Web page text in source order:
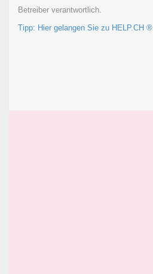
Betreiber verantwortlich.
Tipp: Hier gelangen Sie zu HELP.CH ®